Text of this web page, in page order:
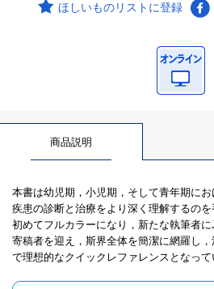
ほしいものリストに登録
商品説明
本書は幼児期，小児期，そして青年期に
疾患の診断と治療をより深く理解するの
初めてフルカラーになり，新たな執筆者
寄稿者を迎え，斯界全体を簡潔に網羅し
で理想的なクイックレファレンスとなって